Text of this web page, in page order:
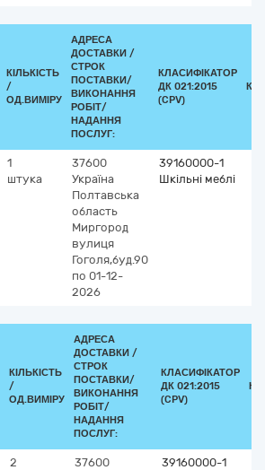
КІЛЬКІСТЬ
/
ОД.ВИМІРУ
АДРЕСА
ДОСТАВКИ /
СТРОК
ПОСТАВКИ/
ВИКОНАННЯ
РОБІТ/
НАДАННЯ
ПОСЛУГ:
КЛАСИФІКАТОР
ДК 021:2015
(CPV)
1
штука
37600
Україна
Полтавська
область
Миргород
вулиця
Гоголя,буд.90
по 01-12-
2026
39160000-1
Шкільні меблі
КІЛЬКІСТЬ
/
ОД.ВИМІРУ
АДРЕСА
ДОСТАВКИ /
СТРОК
ПОСТАВКИ/
ВИКОНАННЯ
РОБІТ/
НАДАННЯ
ПОСЛУГ:
КЛАСИФІКАТОР
ДК 021:2015
(CPV)
2
37600
39160000-1